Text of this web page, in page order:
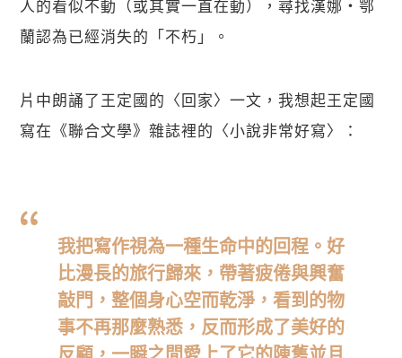
人的看似不動（或其實一直在動），尋找漢娜・鄂
蘭認為已經消失的「不朽」。
片中朗誦了王定國的〈回家〉一文，我想起王定國
寫在《聯合文學》雜誌裡的〈小說非常好寫〉：
我把寫作視為一種生命中的回程。好
比漫長的旅行歸來，帶著疲倦與興奮
敲門，整個身心空而乾淨，看到的物
事不再那麼熟悉，反而形成了美好的
關閉